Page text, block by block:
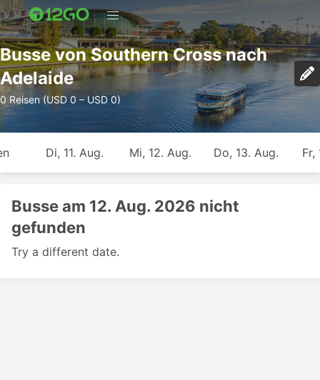
Busse von Southern Cross nach
Adelaide
0 Reisen (USD 0 – USD 0)
Di, 11. Aug. Mi, 12. Aug. Do, 13. Aug. Fr,
Busse am 12. Aug. 2026 nicht
gefunden
Try a different date.